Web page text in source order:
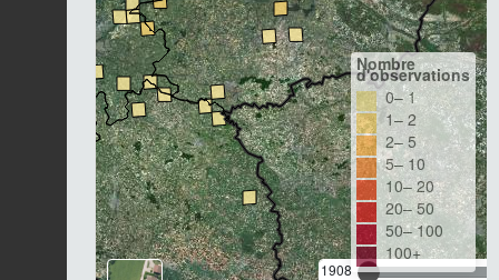
1908
Nombre
d'observations
0– 1
1– 2
2– 5
5– 10
10– 20
20– 50
50– 100
100+